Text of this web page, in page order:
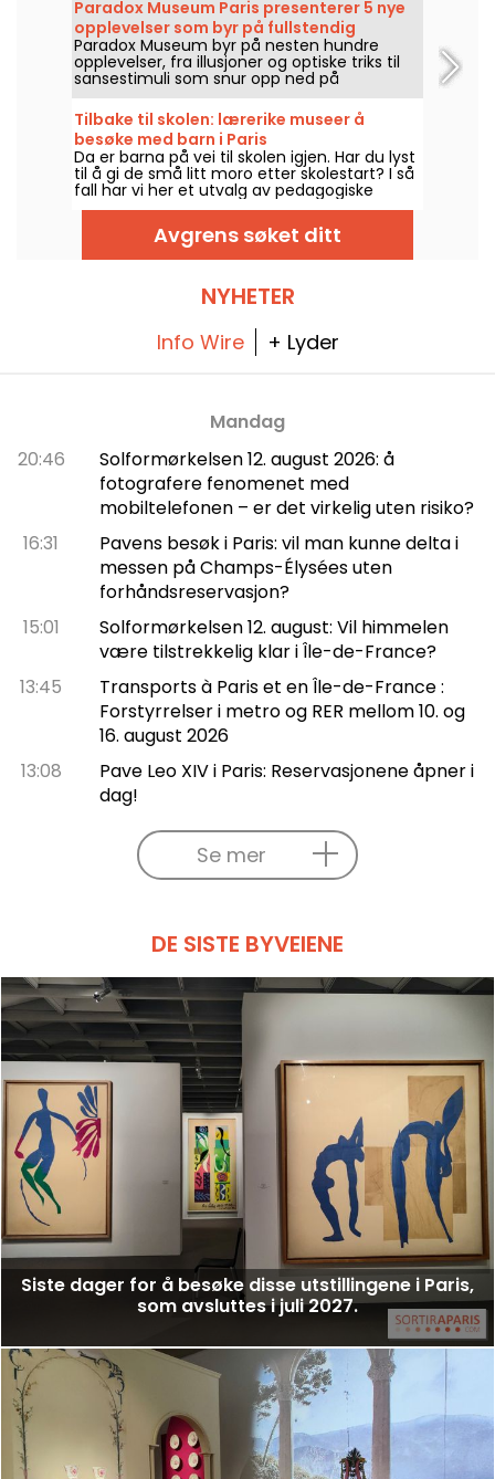
oppdatert på kunsthistorie!
Paradox Museum Paris presenterer 5 nye
opplevelser som byr på fullstendig
oppslukende inntrykk, i tillegg til Café
Hans & Gretel
Paradox Museum byr på nesten hundre
opplevelser, fra illusjoner og optiske triks til
sansestimuli som snur opp ned på
oppfatningen, rett i hjertet av Paris. Du
kommer til å elske å bli lurt, og ta
surrealistiske bilder i fotohjørnet. Fem nye,
immersive opplevelser har blitt lagt til
utstillingen – nå er det på tide å teste
sansene dine! I tillegg frister et splitter nytt,
ultra-godt kafé: Hans & Gretel venter på å
friste deg.
Tilbake til skolen: lærerike museer å
besøke med barn i Paris
Da er barna på vei til skolen igjen. Har du lyst
til å gi de små litt moro etter skolestart? I så
fall har vi her et utvalg av pedagogiske
museer i Paris, slik at dere kan ha det gøy
med å lære mye, selv med barn!
Avgrens søket ditt
NYHETER
Info Wire + Lyder
Mandag
20:46
Solformørkelsen 12. august 2026: å
fotografere fenomenet med
mobiltelefonen – er det virkelig uten risiko?
16:31
Pavens besøk i Paris: vil man kunne delta i
messen på Champs-Élysées uten
forhåndsreservasjon?
15:01
Solformørkelsen 12. august: Vil himmelen
være tilstrekkelig klar i Île-de-France?
13:45
Transports à Paris et en Île-de-France :
Forstyrrelser i metro og RER mellom 10. og
16. august 2026
13:08
Pave Leo XIV i Paris: Reservasjonene åpner i
dag!
Se mer
DE SISTE BYVEIENE
Siste dager for å besøke disse utstillingene i Paris,
som avsluttes i juli 2027.